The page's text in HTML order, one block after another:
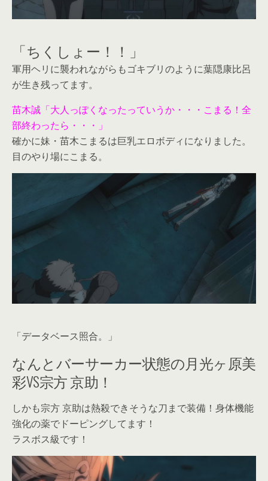
「ちくしょー！！」
軍用ヘリに襲われながらもゴキブリのように葉隠康比呂
が生き残ってます。
苗木誠「大人っぽくなったっていうか・・・こまる！全
部終わったら・・・」
確かに妹・苗木こまるは巨乳エロボディになりました。
目のやり場にこまる。
「データベース照合。」
なんとバーサーカー状態の月光ヶ原美
彩VS宗方 京助！
しかも宗方 京助は熱殺できそうな刀まで装備！身体機能
強化の薬でドーピングしてます！
ラスボス級です！